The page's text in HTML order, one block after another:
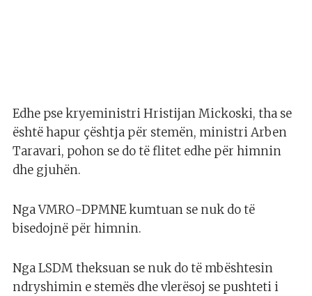
Edhe pse kryeministri Hristijan Mickoski, tha se
është hapur çështja për stemën, ministri Arben
Taravari, pohon se do të flitet edhe për himnin
dhe gjuhën.
Nga VMRO-DPMNE kumtuan se nuk do të
bisedojnë për himnin.
Nga LSDM theksuan se nuk do të mbështesin
ndryshimin e stemës dhe vlerësoj se pushteti i